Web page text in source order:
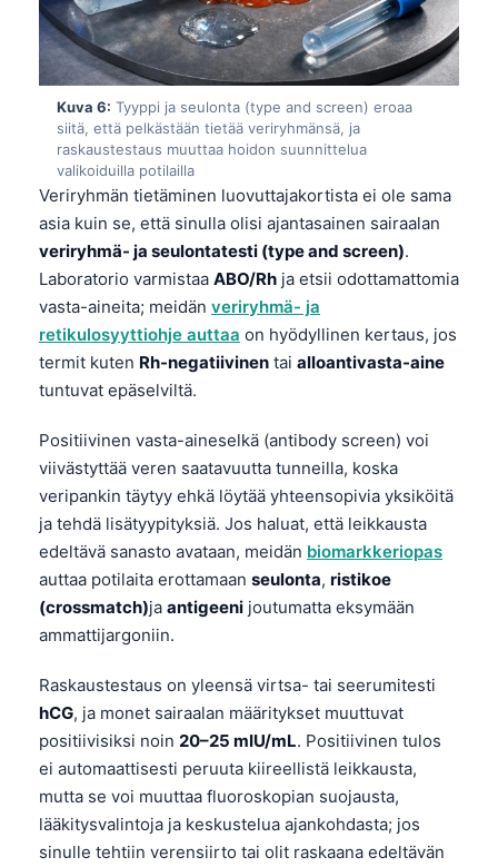
Kuva 6: Tyyppi ja seulonta (type and screen) eroaa
siitä, että pelkästään tietää veriryhmänsä, ja
raskaustestaus muuttaa hoidon suunnittelua
valikoiduilla potilailla
Veriryhmän tietäminen luovuttajakortista ei ole sama
asia kuin se, että sinulla olisi ajantasainen sairaalan
veriryhmä- ja seulontatesti (type and screen).
Laboratorio varmistaa ABO/Rh ja etsii odottamattomia
vasta-aineita; meidän veriryhmä- ja
retikulosyyttiohje auttaa on hyödyllinen kertaus, jos
termit kuten Rh-negatiivinen tai alloantivasta-aine
tuntuvat epäselviltä.
Positiivinen vasta-aineselkä (antibody screen) voi
viivästyttää veren saatavuutta tunneilla, koska
veripankin täytyy ehkä löytää yhteensopivia yksiköitä
ja tehdä lisätyypityksiä. Jos haluat, että leikkausta
edeltävä sanasto avataan, meidän biomarkkeriopas
auttaa potilaita erottamaan seulonta, ristikoe
(crossmatch)ja antigeeni joutumatta eksymään
ammattijargoniin.
Raskaustestaus on yleensä virtsa- tai seerumitesti
hCG, ja monet sairaalan määritykset muuttuvat
positiivisiksi noin 20–25 mIU/mL. Positiivinen tulos
ei automaattisesti peruuta kiireellistä leikkausta,
mutta se voi muuttaa fluoroskopian suojausta,
lääkitysvalintoja ja keskustelua ajankohdasta; jos
sinulle tehtiin verensiirto tai olit raskaana edeltävän
Slovenščina
Magyar
বাংলা
اردو
తెలుగు
தமிழ்
ગુજરાતી
ಕನ್ನಡ
മലയാളം
Bahasa Melayu
ไทย
ဗမာစာ
ភាសាខ្មែរ
Kiswahili
አማርኛ
Українська
O‘zbekcha
Català
Қазақ тілі
Hrvatski